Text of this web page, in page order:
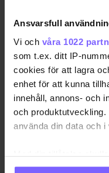
Ansvarsfull
Vi och våra 1022
som t.ex. ditt IP-
cookies för att lagra
enhet för att kunna
innehåll, annons- och
och
använda din data och i
Med din tillåtelse
Samla in
Cinema Queer:
av RuPauls nya